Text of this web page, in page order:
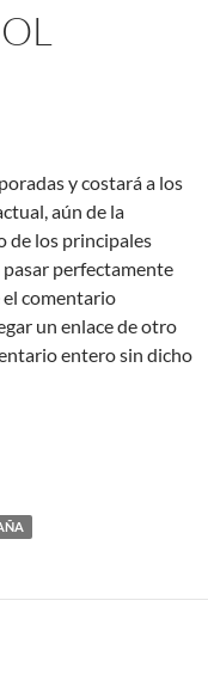
y costará a los
aún de la
de los principales
perfectamente
el comentario
un enlace de otro
entero sin dicho